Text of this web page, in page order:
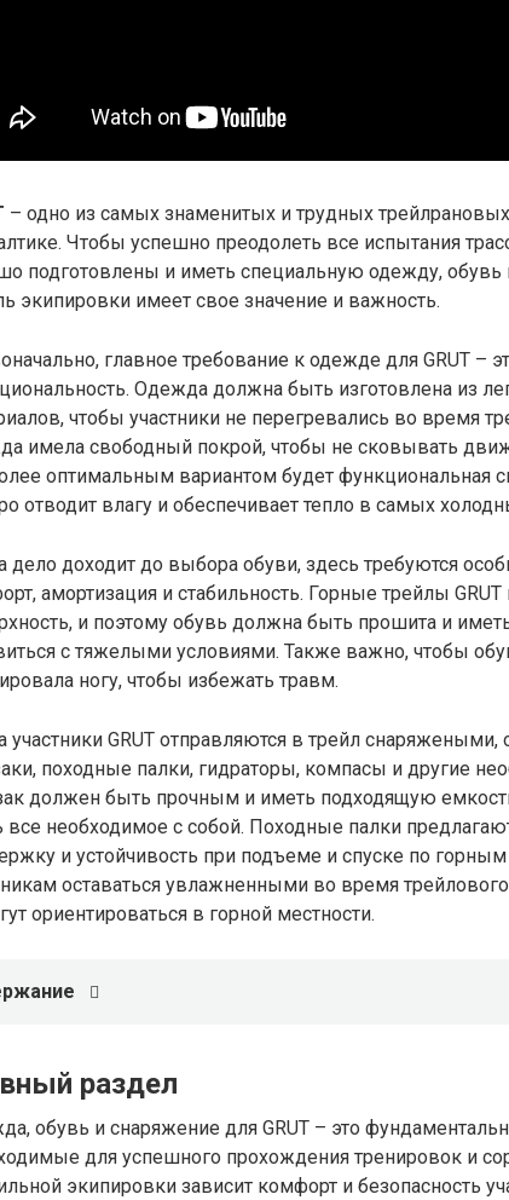
– одно из самых знаменитых и трудных
Чтобы успешно преодолеть все испытания
подготовлены и иметь специальную одежду,
экипировки имеет свое значение и важность.
главное требование к одежде для GRUT –
Одежда должна быть изготовлена из
чтобы участники не перегревались во время
имела свободный покрой, чтобы не сковывать
оптимальным вариантом будет функциональная
отводит влагу и обеспечивает тепло в самых
дело доходит до выбора обуви, здесь требуются
амортизация и стабильность. Горные трейлы
и поэтому обувь должна быть прошита и
с тяжелыми условиями. Также важно, чтобы
ногу, чтобы избежать травм.
участники GRUT отправляются в трейл
походные палки, гидраторы, компасы и другие
должен быть прочным и иметь подходящую
все необходимое с собой. Походные палки
и устойчивость при подъеме и спуске по
оставаться увлажненными во время
ориентироваться в горной местности.
раздел
обувь и снаряжение для GRUT – это
для успешного прохождения тренировок и
экипировки зависит комфорт и безопасность